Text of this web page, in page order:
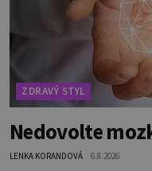
ZDRAVÝ STYL
Nedovolte
LENKA KORANDOVÁ 6.8.2026